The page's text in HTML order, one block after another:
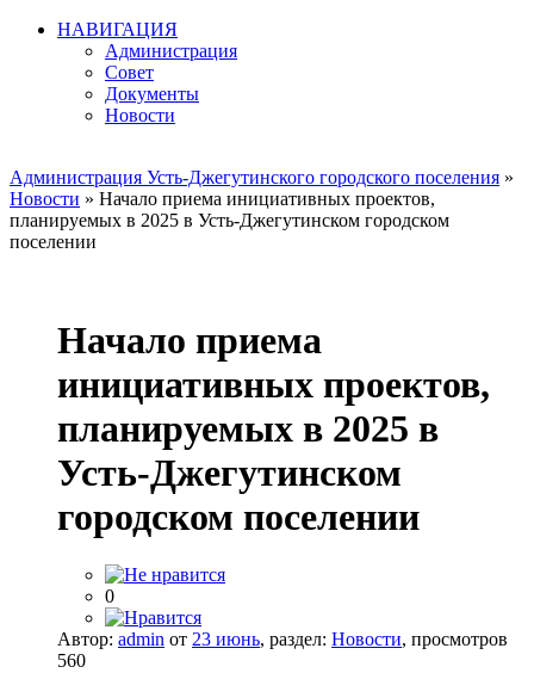
НАВИГАЦИЯ
Администрация
Совет
Документы
Новости
Администрация Усть-Джегутинского городского поселения »
Новости » Начало приема инициативных проектов,
планируемых в 2025 в Усть-Джегутинском городском
поселении
Начало приема
инициативных проектов,
планируемых в 2025 в
Усть-Джегутинском
городском поселении
0
Автор: admin от 23 июнь, раздел: Новости, просмотров
560